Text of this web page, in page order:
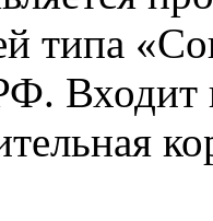
типа
Входит